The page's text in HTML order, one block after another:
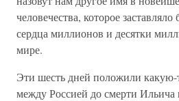
человечества, которое
сердца миллионов и десятки
мире.
Эти шесть дней положили какую-
между Россией до смерти Ильича